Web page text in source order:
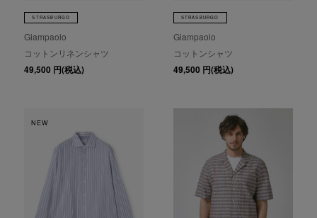
STRASBURGO
Giampaolo
コットンリネンシャツ
49,500 円(税込)
STRASBURGO
Giampaolo
コットンシャツ
49,500 円(税込)
NEW